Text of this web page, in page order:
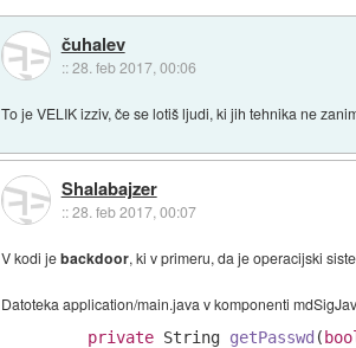
čuhalev
::28. feb 2017, 00:06
To je VELIK izziv, če se lotiš ljudi, ki jih tehnika ne
Shalabajzer
::28. feb 2017, 00:07
V kodi jebackdoor, ki v primeru, da je operacijski
Datoteka application/main.java v komponenti
private String getPasswd (